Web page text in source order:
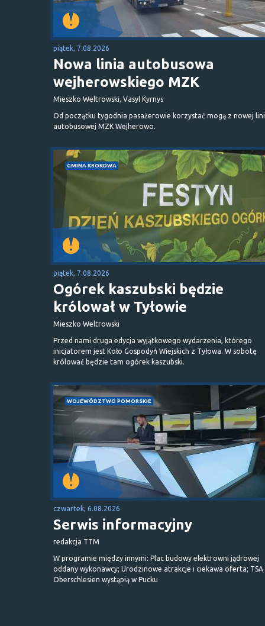
piątek, 7.08.2026
Nowa linia autobusowa
wejherowskiego MZK
Mieszko Weltrowski, Vasyl Kyrnys
Od początku tygodnia pasażerowie korzystać mogą z nowej
autobusowej MZK Wejherowo.
GMINA KROKOWA
piątek, 7.08.2026
Ogórek kaszubski będzie
królował w Tyłowie
Mieszko Weltrowski
Przed nami druga edycja wyjątkowego wydarzenia, którego
inicjatorem jest Koło Gospodyń Wiejskich z Tyłowa. W sobotę
królować będzie tam ogórek kaszubski.
WOJEWÓDZTWO POMORSKIE
czwartek, 6.08.2026
Serwis informacyjny
redakcja TTM
W programie między innymi: Plac budowy elektrowni jądrowej
oddany wykonawcy; Urodzinowe atrakcje i ciekawa oferta; TSA
Oberschlesien wystąpią w Pucku